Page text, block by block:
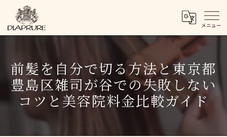
前髪を自分で切る方法と東京都
豊島区雑司が谷での失敗しない
コツと美容院料金比較ガイド